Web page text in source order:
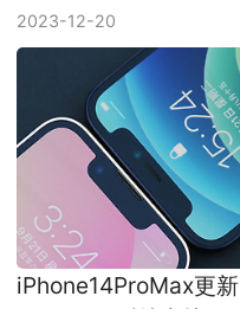
2023-12-20
iPhone14ProMax更新